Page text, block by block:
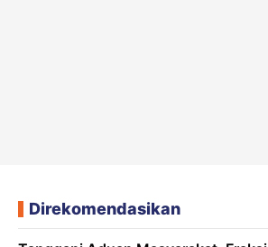
Direkomendasikan